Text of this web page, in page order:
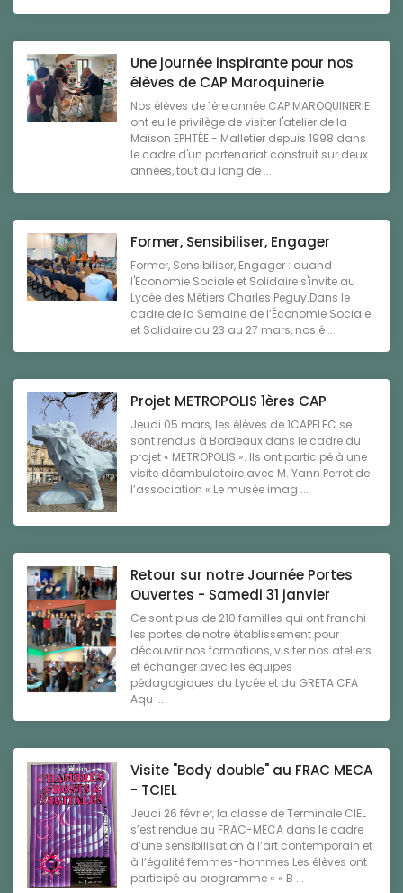
Une journée inspirante pour nos
élèves de CAP Maroquinerie
Nos élèves de 1ère année CAP MAROQUINERIE
ont eu le privilège de visiter l'atelier de la
Maison EPHTÉE - Malletier depuis 1998 dans
le cadre d'un partenariat construit sur deux
années, tout au long de ...
Former, Sensibiliser, Engager
Former, Sensibiliser, Engager : quand
l'Economie Sociale et Solidaire s'invite au
Lycée des Métiers Charles Peguy.Dans le
cadre de la Semaine de l’Économie Sociale
et Solidaire du 23 au 27 mars, nos é ...
Projet METROPOLIS 1ères CAP
Jeudi 05 mars, les élèves de 1CAPELEC se
sont rendus à Bordeaux dans le cadre du
projet « METROPOLIS ». Ils ont participé à une
visite déambulatoire avec M. Yann Perrot de
l’association « Le musée imag ...
Retour sur notre Journée Portes
Ouvertes - Samedi 31 janvier
Ce sont plus de 210 familles qui ont franchi
les portes de notre établissement pour
découvrir nos formations, visiter nos ateliers
et échanger avec les équipes
pédagogiques du Lycée et du GRETA CFA
Aqu ...
Visite "Body double" au FRAC MECA
- TCIEL
Jeudi 26 février, la classe de Terminale CIEL
s’est rendue au FRAC-MECA dans le cadre
d’une sensibilisation à l’art contemporain et
à l’égalité femmes-hommes.Les élèves ont
participé au programme « « B ...